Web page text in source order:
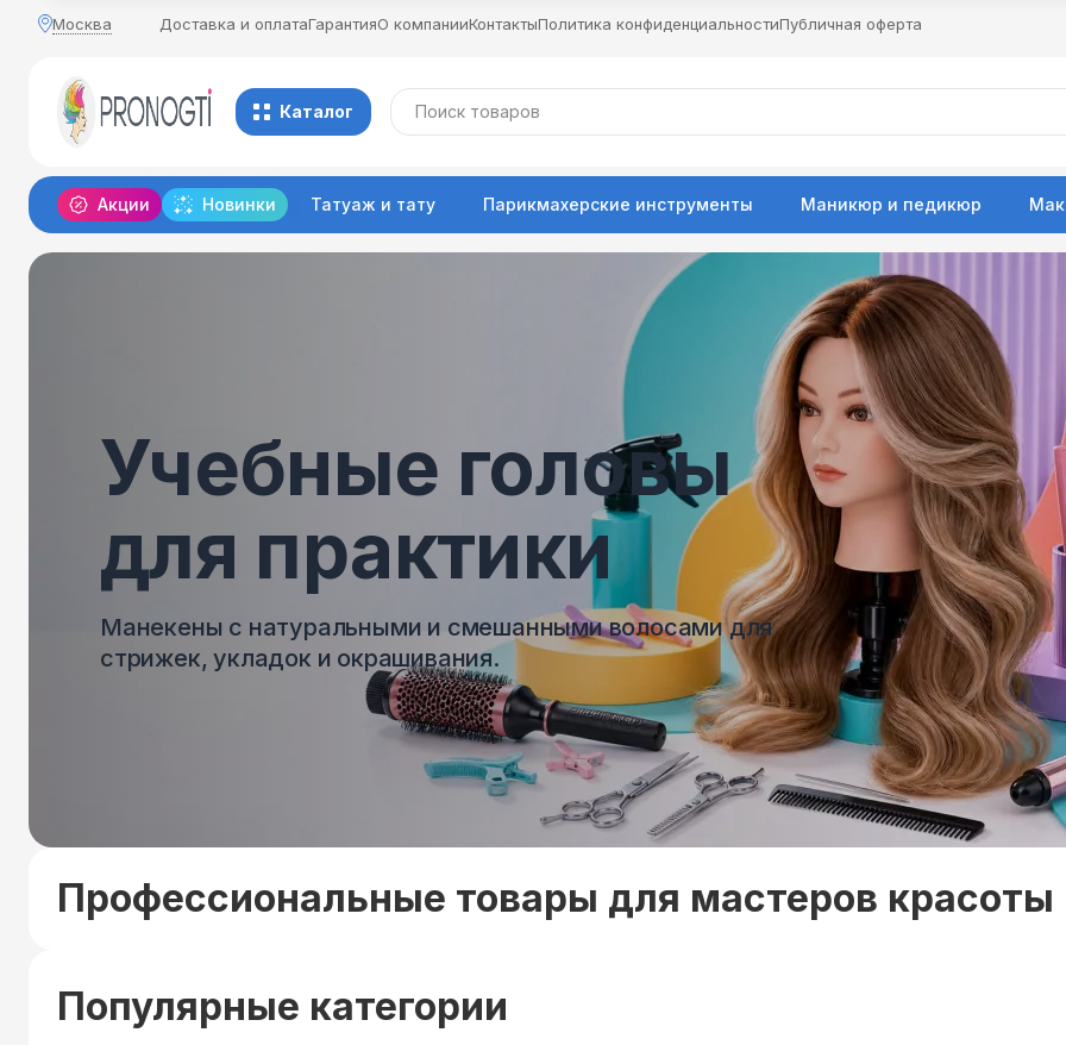
Москва Доставка и оплатаГарантияО компанииКонтактыПолитика конфиденциальностиПубличная оферта
Каталог
Акции Новинки Татуаж и тату Парикмахерские инструменты Маникюр и педикюр
Учебные головы
для практики
Манекены с натуральными и смешанными волосами для
стрижек, укладок и окрашивания.
Профессиональные товары для мастеров красоты
Популярные категории